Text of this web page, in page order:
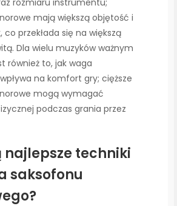
rozmiaru instrumentu;
mają większą objętość i
co przekłada się na większą
Dla wielu muzyków ważnym
również to, jak waga
na komfort gry; cięższe
mogą wymagać
podczas grania przez
najlepsze techniki
saksofonu